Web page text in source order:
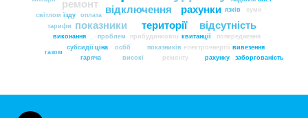
рахунки
відключення
відсутність
території
ремонт
показники
оплата
язків
попередження
квитанції
прибудинкової
проблем
виконання
їзду
тарифи
вивезення
електроенергії
показників
суми
осбб
субсидіїціна
світлом
газом
заборгованість
рахунку
ремонту
високі
гаряча